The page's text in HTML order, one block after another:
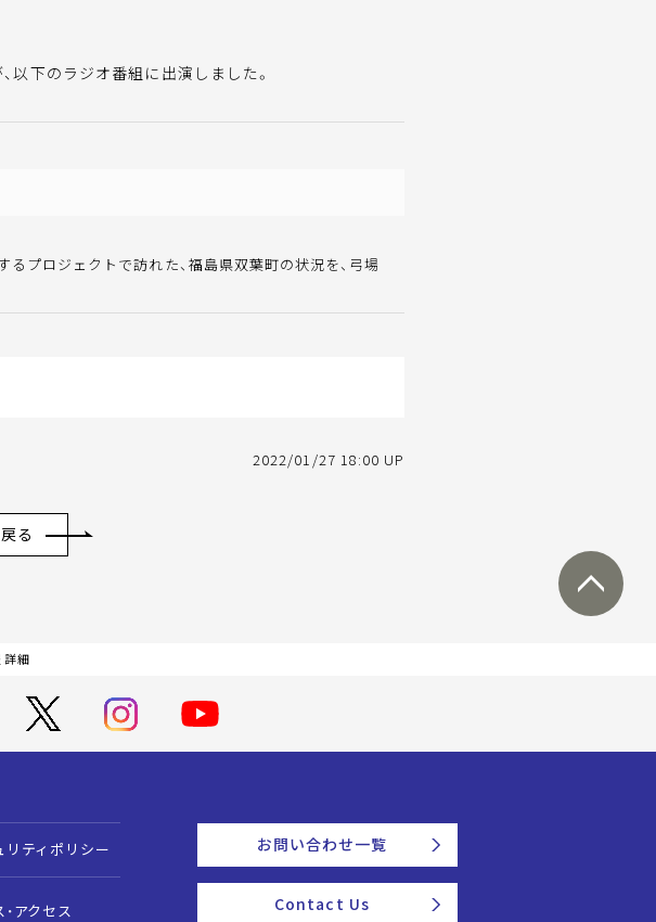
以下のラジオ番組に出演しました。
プロジェクトで訪れた、福島県双葉町の状況を、弓場
2022/01/27 18:00 UP
る
詳細
リティポリシー
アクセス
お問い合わせ一覧
Contact Us